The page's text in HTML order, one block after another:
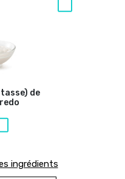
de
ingrédients